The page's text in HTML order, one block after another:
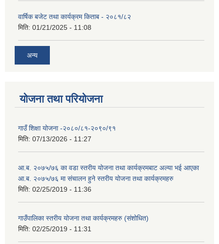
वार्षिक बजेट तथा कार्यक्रम किताब - २०८१/८२
मिति: 01/21/2025 - 11:08
अन्य
योजना तथा परियोजना
गाउँ शिक्षा योजना -२०८०/८१-२०९०/९१
मिति: 07/13/2026 - 11:27
आ.ब. २०७५/७६ का वडा स्तरीय योजना तथा कार्यक्रमबाट अल्या भई आएका
आ.ब. २०७५/७६ मा स‌ंचालन हुने स्तरीय योजना तथा कार्यक्रमहरु
मिति: 02/25/2019 - 11:36
गाउँपालिका स्तरीय योजना तथा कार्यक्रमहरु (स‌ंशोधित)
मिति: 02/25/2019 - 11:31